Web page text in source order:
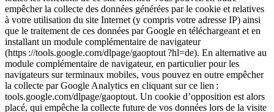
empêcher la collecte des données générées par le cookie et relatives
à votre utilisation du site Internet (y compris votre adresse IP) ainsi
que le traitement de ces données par Google en téléchargeant et en
installant un module complémentaire de navigateur
(https ://tools.google.com/dlpage/gaoptout ?hl=de). En alternative au
module complémentaire de navigateur, en particulier pour les
navigateurs sur terminaux mobiles, vous pouvez en outre empêcher
la collecte par Google Analytics en cliquant sur ce lien :
tools.google.com/dlpage/gaoptout. Un cookie d’opposition est alors
placé, qui empêche la collecte future de vos données lors de la visite